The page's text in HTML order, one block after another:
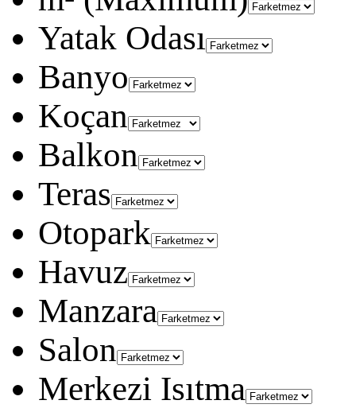
Yatak Odası
Banyo
Koçan
Balkon
Teras
Otopark
Havuz
Manzara
Salon
Merkezi Isıtma